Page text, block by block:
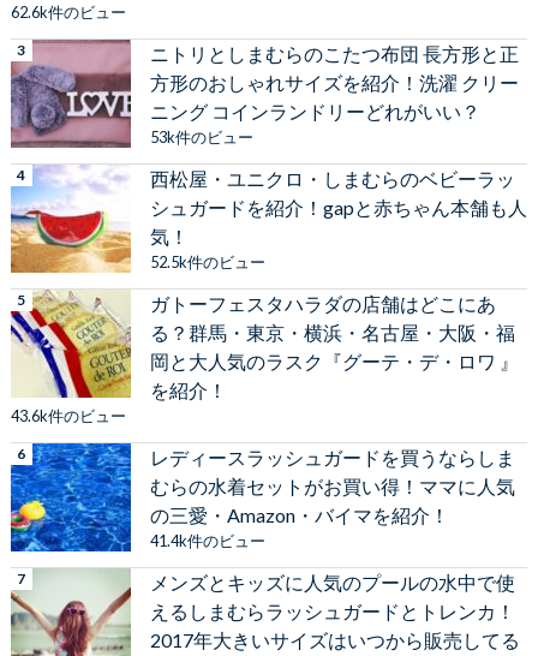
62.6k件のビュー
ニトリとしまむらのこたつ布団 長方形と正
方形のおしゃれサイズを紹介！洗濯 クリー
ニング コインランドリーどれがいい？
53k件のビュー
西松屋・ユニクロ・しまむらのベビーラッ
シュガードを紹介！gapと赤ちゃん本舗も人
気！
52.5k件のビュー
ガトーフェスタハラダの店舗はどこにあ
る？群馬・東京・横浜・名古屋・大阪・福
岡と大人気のラスク『グーテ・デ・ロワ 』
を紹介！
43.6k件のビュー
レディースラッシュガードを買うならしま
むらの水着セットがお買い得！ママに人気
の三愛・Amazon・バイマを紹介！
41.4k件のビュー
メンズとキッズに人気のプールの水中で使
えるしまむらラッシュガードとトレンカ！
2017年大きいサイズはいつから販売してる